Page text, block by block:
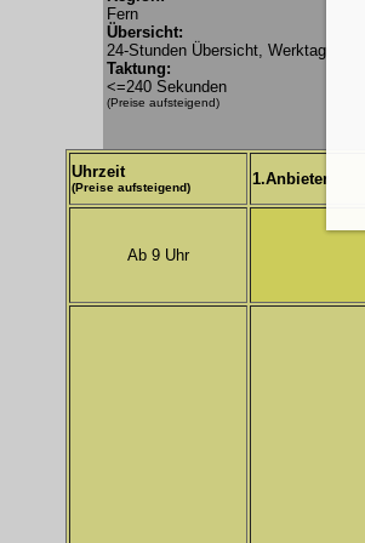
Fern
Übersicht:
24-Stunden Übersicht, Werktag
Taktung:
<=240 Sekunden
(Preise aufsteigend)
Uhrzeit
(Preise aufsteigend) 1.Anbieter
Ab 9 Uhr